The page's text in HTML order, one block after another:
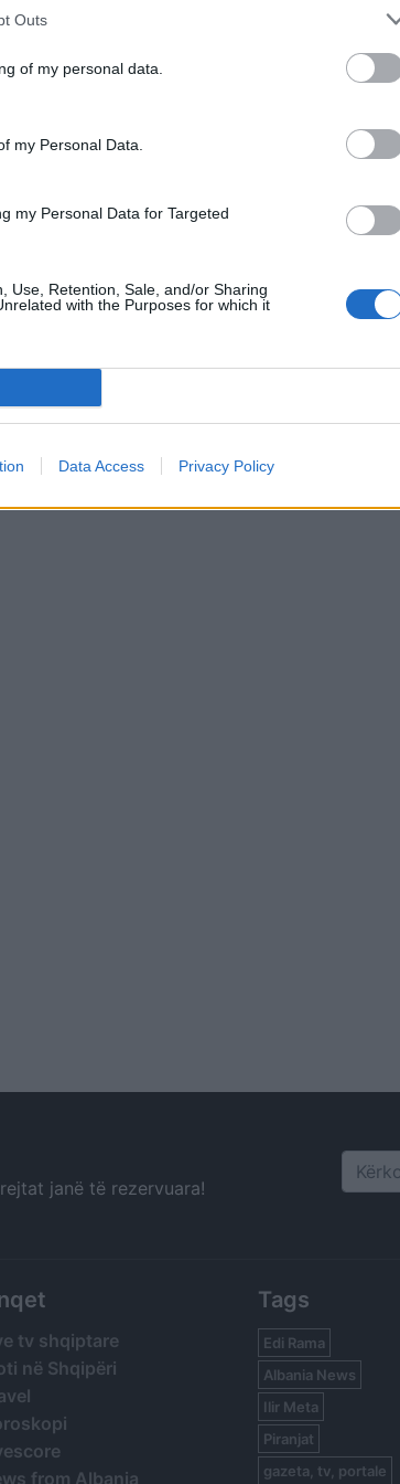
Outs
of my personal data.
my Personal Data.
my Personal Data for Targeted
Use, Retention, Sale, and/or Sharing
with the Purposes for which it
Data Access Privacy Policy
janë të rezervuara! Search
tv shqiptare
në Shqipëri
from Albania
Tags
Edi Rama
Albania News
Ilir Meta
Piranjat
gazeta, tv, portale